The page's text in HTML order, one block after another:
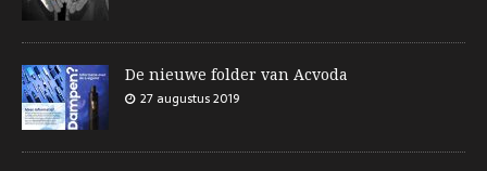
De nieuwe folder van Acvoda
27 augustus 2019